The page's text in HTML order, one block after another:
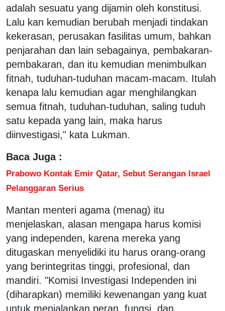
adalah sesuatu yang dijamin oleh konstitusi.
Lalu kan kemudian berubah menjadi tindakan
kekerasan, perusakan fasilitas umum, bahkan
penjarahan dan lain sebagainya, pembakaran-
pembakaran, dan itu kemudian menimbulkan
fitnah, tuduhan-tuduhan macam-macam. Itulah
kenapa lalu kemudian agar menghilangkan
semua fitnah, tuduhan-tuduhan, saling tuduh
satu kepada yang lain, maka harus
diinvestigasi," kata Lukman.
Baca Juga :
Prabowo Kontak Emir Qatar, Sebut Serangan Israel
Pelanggaran Serius
Mantan menteri agama (menag) itu
menjelaskan, alasan mengapa harus komisi
yang independen, karena mereka yang
ditugaskan menyelidiki itu harus orang-orang
yang berintegritas tinggi, profesional, dan
mandiri. "Komisi Investigasi Independen ini
(diharapkan) memiliki kewenangan yang kuat
untuk menjalankan peran, fungsi, dan